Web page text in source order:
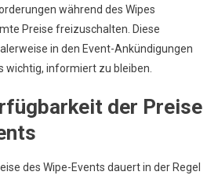
während des Wipes
Preise freizuschalten. Diese
in den Event-Ankündigungen
wichtig, informiert zu bleiben.
der Preise
des Wipe-Events dauert in der Regel